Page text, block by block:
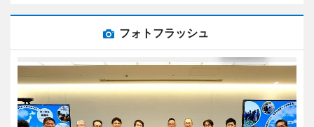
フォトフラッシュ